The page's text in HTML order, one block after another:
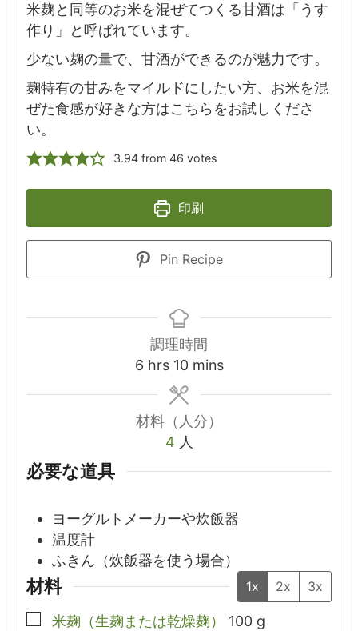
米麹と同等のお米を混ぜてつくる甘酒は「うす
作り」と呼ばれています。
少ない麹の量で、甘酒ができるのが魅力です。
麹特有の甘みをマイルドにしたい方、お米を混
ぜた食感が好きな方はこちらをお試しくださ
い。
3.94from 46 votes
印刷
Pin Recipe
調理時間
6hours
hrs 10minutes
mins
材料（人分）
4 人
必要な道具
ヨーグルトメーカーや炊飯器
温度計
ふきん（炊飯器を使う場合）
材料 1x 2x 3x
▢
米麹（生麹または乾燥麹） 100 g